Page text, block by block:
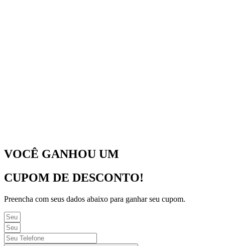
VOCÊ GANHOU UM
CUPOM DE DESCONTO!
Preencha com seus dados abaixo para ganhar seu cupom.